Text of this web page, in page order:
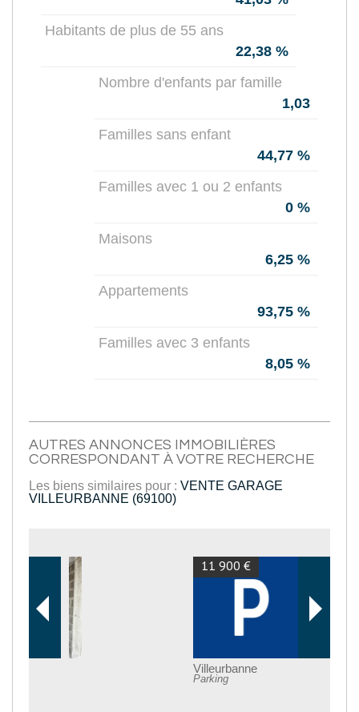
Habitants de plus de 55 ans
22,38 %
Nombre d'enfants par famille
1,03
Familles sans enfant
44,77 %
Familles avec 1 ou 2 enfants
0 %
Maisons
6,25 %
Appartements
93,75 %
Familles avec 3 enfants
8,05 %
AUTRES ANNONCES IMMOBILIÈRES
CORRESPONDANT À VOTRE RECHERCHE
Les biens similaires pour : VENTE GARAGE
VILLEURBANNE (69100)